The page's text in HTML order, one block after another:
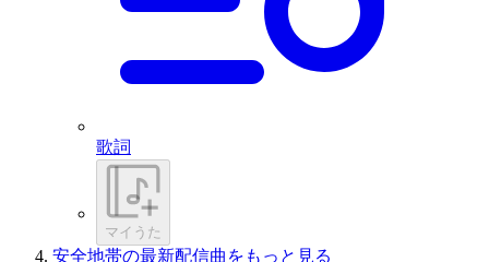
歌詞
マイうた
安全地帯の最新配信曲をもっと見る